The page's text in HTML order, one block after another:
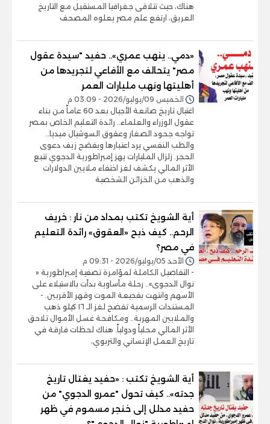
هناك، حيث تتلاقى جغرافيا المستقبل مع التاريخ
العريق، ارتفع علم مصر يعلوه المصحف
«دمي.. ينهب عمري».. حفيد "سيدة عقول
مصر" يتحالف مع الأفاعي لتجريدها من
أهليتها ونهب مليارات العمر
الخميس 09/يوليو/2026 - 03:09 م
اغتيال تاريخ صانعة الأجيال بعد 60 عاماً من بناء
عقول الوزراء والعلماء.. رائدة التعليم الخاص بمصر
تواجه جحود الصغار وعقوق السوشيال ميديا..
والطب النفسي يرد اعتبارها ويفضح زيف دعوى
الحجر. زلزال المليارات يهز إمبراطورية الدجوي تتبع
الأثر المالي يكشف لغز اختفاء ملايين الدولارات
والذهب من الخزائن الشخصية
أية الشويخ تكتب بمداد من نار : خريف
الرحم.. كيف ذبح «العقوق» رائدة التعليم
في مصر؟
الأحد 05/يوليو/2026 - 09:31 م
- التفاصيل الكاملة لمؤامرة تصفية إمبراطورية «
نوال الدجوى».. رحلة مأساوية بدأت بالاستيلاء على
الأسهم وانتهت بفجيعة الموت وقهر الأقربين. -
المستندات الرسمية تفضح لغز الـ ١٦ كيلو ذهب
والملايين المهربة.. ومكافحة غسل الأموال تلاحق
الأثر المالي محلياً ودولياً. هناك لحظات فارقة في
تاريخ العمل الإنساني والتربوي،
أية الشويخ تكتب : «حفيد يغتال تاريخ
جدته».. كيف تحول "عمرو الدجوي" من
حفيد مدلل إلى خنجر مسموم في ظهر